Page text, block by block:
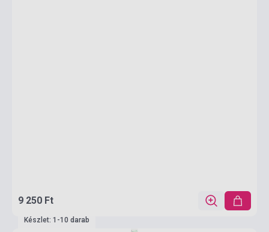
9 250 Ft
Készlet: 1-10 darab